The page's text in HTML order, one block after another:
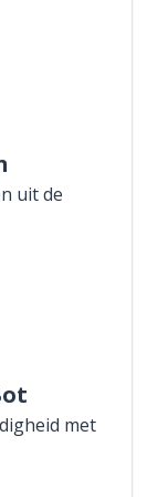
uit de
met